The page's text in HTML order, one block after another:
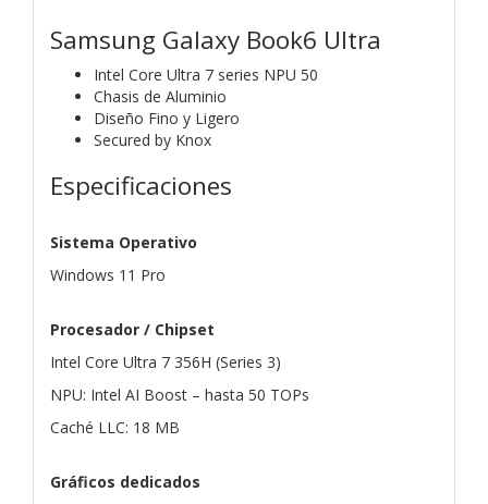
Samsung Galaxy Book6 Ultra
Intel Core Ultra 7 series NPU 50
Chasis de Aluminio
Diseño Fino y Ligero
Secured by Knox
Especificaciones
Sistema Operativo
Windows 11 Pro
Procesador / Chipset
Intel Core Ultra 7 356H (Series 3)
NPU: Intel AI Boost – hasta 50 TOPs
Caché LLC: 18 MB
Gráficos dedicados